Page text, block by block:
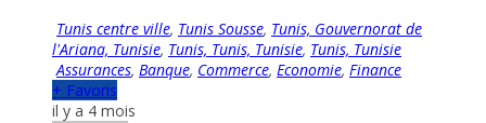
Tunis centre ville, Tunis Sousse, Tunis, Gouvernorat de
l'Ariana, Tunisie, Tunis, Tunis, Tunisie, Tunis, Tunisie
Assurances, Banque, Commerce, Economie, Finance
+ Favoris
il y a 4 mois